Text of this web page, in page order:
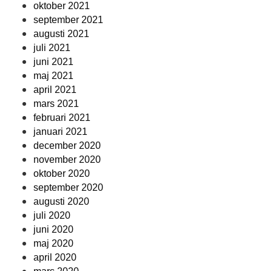
oktober 2021
september 2021
augusti 2021
juli 2021
juni 2021
maj 2021
april 2021
mars 2021
februari 2021
januari 2021
december 2020
november 2020
oktober 2020
september 2020
augusti 2020
juli 2020
juni 2020
maj 2020
april 2020